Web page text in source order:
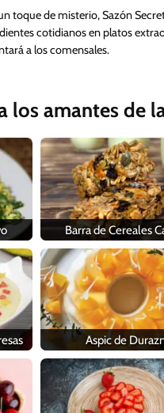
toque de misterio, Sazón
cotidianos en platos
a los comensales.
los amantes de
Barra de Cereales
Aspic de